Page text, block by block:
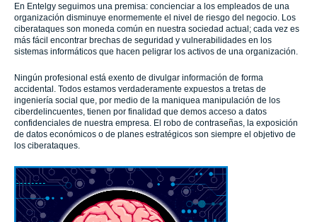
En Entelgy seguimos una premisa: concienciar a los empleados de una
organización disminuye enormemente el nivel de riesgo del negocio. Los
ciberataques son moneda común en nuestra sociedad actual; cada vez es
más fácil encontrar brechas de seguridad y vulnerabilidades en los
sistemas informáticos que hacen peligrar los activos de una organización.
Ningún profesional está exento de divulgar información de forma
accidental. Todos estamos verdaderamente expuestos a tretas de
ingeniería social que, por medio de la maniquea manipulación de los
ciberdelincuentes, tienen por finalidad que demos acceso a datos
confidenciales de nuestra empresa. El robo de contraseñas, la exposición
de datos económicos o de planes estratégicos son siempre el objetivo de
los ciberataques.